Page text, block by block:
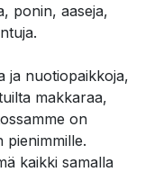
ponin, aaseja,
ja nuotiopaikkoja,
makkaraa,
on
pienimmille.
kaikki samalla